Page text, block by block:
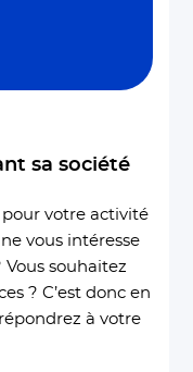
sa société
pour votre activité
vous intéresse
souhaitez
? C’est donc en
à votre